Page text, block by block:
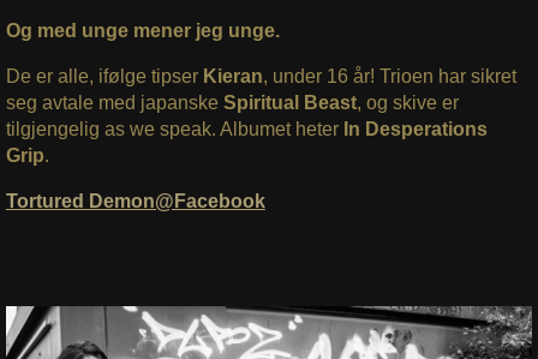
Og med unge mener jeg unge.
De er alle, ifølge tipser Kieran, under 16 år! Trioen har sikret
seg avtale med japanske Spiritual Beast, og skive er
tilgjengelig as we speak. Albumet heter In Desperations
Grip.
Tortured Demon@Facebook